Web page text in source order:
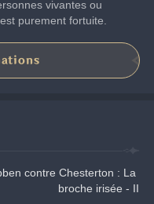
vivantes ou
purement fortuite.
contre Chesterton : La
broche irisée - II